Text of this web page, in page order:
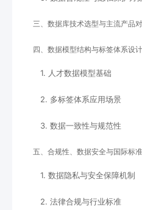
三、数据库技术选型与主流产品
四、数据模型结构与标签体系设计
1. 人才数据模型基础
2. 多标签体系应用场景
3. 数据一致性与规范性
五、合规性、数据安全与国际标
1. 数据隐私与安全保障机制
2. 法律合规与行业标准